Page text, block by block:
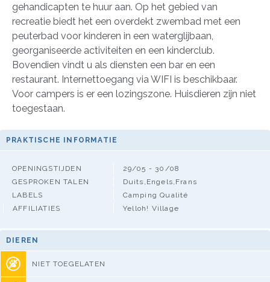
gehandicapten te huur aan. Op het gebied van
recreatie biedt het een overdekt zwembad met een
peuterbad voor kinderen in een waterglijbaan,
georganiseerde activiteiten en een kinderclub.
Bovendien vindt u als diensten een bar en een
restaurant. Internettoegang via WIFI is beschikbaar.
Voor campers is er een lozingszone. Huisdieren zijn niet
toegestaan.
PRAKTISCHE INFORMATIE
OPENINGSTIJDEN
29/05 - 30/08
GESPROKEN TALEN
Duits,Engels,Frans
LABELS
Camping Qualité
AFFILIATIES
Yelloh! Village
DIEREN
NIET TOEGELATEN